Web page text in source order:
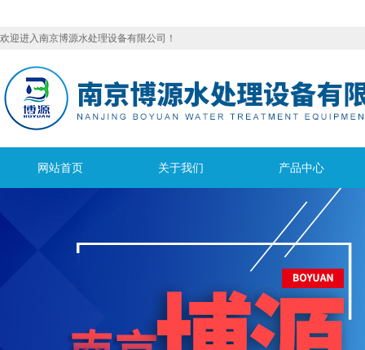
欢迎进入南京博源水处理设备有限公司！
网站首页 关于我们 产品中心